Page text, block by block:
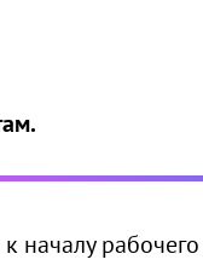
началу